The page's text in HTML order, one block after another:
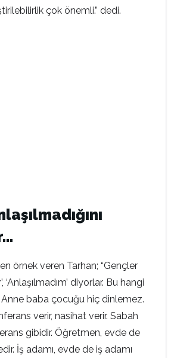
çok önemli.” dedi.
örnek veren Tarhan; “Gençler
‘Anlaşılmadım’ diyorlar. Bu hangi
baba çocuğu hiç dinlemez.
verir, nasihat verir. Sabah
gibidir. Öğretmen, evde de
İş adamı, evde de iş adamı